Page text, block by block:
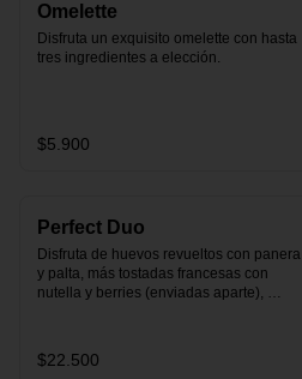
Omelette
Disfruta un exquisito omelette con hasta
tres ingredientes a elección.
$5.900
Perfect Duo
Disfruta de huevos revueltos con panera
y palta, más tostadas francesas con
nutella y berries (enviadas aparte),
mermelada de arándanos y granola
hecha en casa.
$22.500